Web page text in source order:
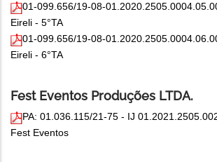
01-099.656/19-08-
Eireli - 5°TA
01-099.656/19-08-
Eireli - 6°TA
Fest Eventos Produções LTDA.
PA: 01.036.115/21-75 - IJ
Fest Eventos